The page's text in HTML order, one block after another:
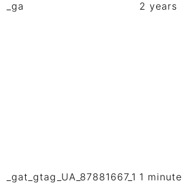
_ga 2 years
_gat_gtag_UA_87881667_1 1 minute